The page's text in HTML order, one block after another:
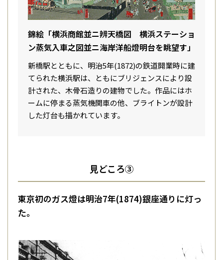
錦絵「横浜商館並ニ辨天橋図 横浜ステーショ
ン蒸気入車之図並ニ海岸洋船燈明台を眺望す」
新橋駅とともに、明治5年(1872)の鉄道開業時に建
てられた横浜駅は、ともにブリジェンスにより設
計された、木骨石造りの建物でした。作品にはホ
ームに停まる蒸気機関車の他、ブライトンが設計
した灯台も描かれています。
見どころ③
東京初のガス燈は明治7年(1874)銀座通りに灯っ
た。